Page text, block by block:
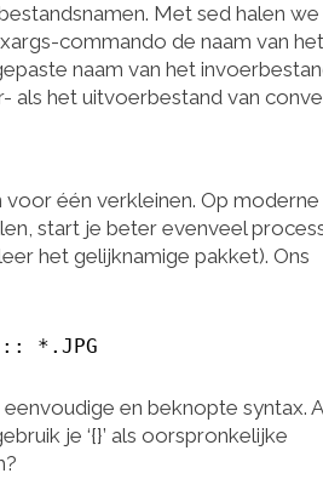
Met sed halen we
commando de naam van het
naam van het
als het uitvoerbestand van
één verkleinen. Op moderne
start je beter evenveel
het gelijknamige pakket). Ons
*.JPG
en beknopte syntax.
je ‘{}’ als oorspronkelijke